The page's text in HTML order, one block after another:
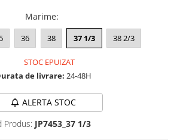
Marime:
36 38 37 1/3 38 2/3
STOC EPUIZAT
de livrare: 24-48H
ALERTA STOC
Produs: JP7453_37 1/3